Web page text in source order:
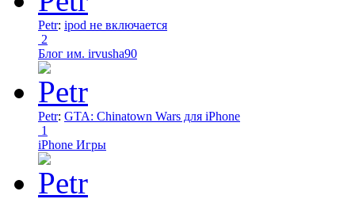
Petr: ipod не включается
2
Блог им. irvusha90
Petr: GTA: Chinatown Wars для iPhone
1
iPhone Игры